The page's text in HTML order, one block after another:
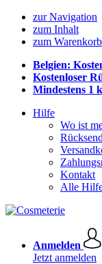
zur Navigation
zum Inhalt
zum Warenkorb
Belgien:
Kostenloser
Mindestens 1
Hilfe
Wo ist
Kontakt
Alle
Anmelden
Jetzt anmelden